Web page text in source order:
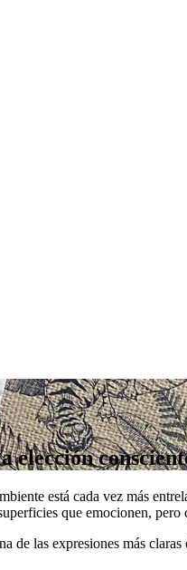
elección
está cada vez más
que emocionen,
de las expresiones más